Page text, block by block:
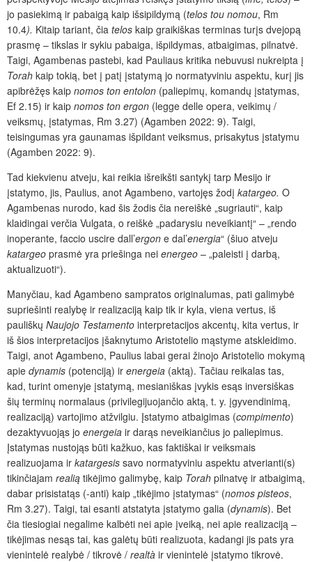
jo pasiekimą ir pabaigą kaip išsipildymą (telos tou nomou, Rm
10.4). Kitaip tariant, čia telos kaip graikiškas terminas turįs dvejopą
prasmę – tikslas ir sykiu pabaiga, išpildymas, atbaigimas, pilnatvė.
Taigi, Agambenas pastebi, kad Pauliaus kritika nebuvusi nukreipta į
Torah kaip tokią, bet į patį įstatymą jo normatyviniu aspektu, kurį jis
apibrėžęs kaip nomos ton entolon (paliepimų, komandų įstatymas,
Ef 2.15) ir kaip nomos ton ergon (legge delle opera, veikimų /
veiksmų, įstatymas, Rm 3.27) (Agamben 2022: 9). Taigi,
teisingumas yra gaunamas išpildant veiksmus, prisakytus įstatymu
(Agamben 2022: 9).
Tad kiekvienu atveju, kai reikia išreikšti santykį tarp Mesijo ir
įstatymo, jis, Paulius, anot Agambeno, vartojęs žodį katargeo. O
Agambenas nurodo, kad šis žodis čia nereiškė „sugriauti“, kaip
klaidingai verčia Vulgata, o reiškė „padarysiu neveikiantį“ – „rendo
inoperante, faccio uscire dall’ergon e dal’energia“ (šiuo atveju
katargeo prasmė yra priešinga nei energeo – „paleisti į darbą,
aktualizuoti“).
Manyčiau, kad Agambeno sampratos originalumas, pati galimybė
supriešinti realybę ir realizaciją kaip tik ir kyla, viena vertus, iš
pauliškų Naujojo Testamento interpretacijos akcentų, kita vertus, ir
iš šios interpretacijos įšaknytumo Aristotelio mąstyme atskleidimo.
Taigi, anot Agambeno, Paulius labai gerai žinojo Aristotelio mokymą
apie dynamis (potenciją) ir energeia (aktą). Tačiau reikalas tas,
kad, turint omenyje įstatymą, mesianiškas įvykis esąs inversiškas
šių terminų normalaus (privilegijuojančio aktą, t. y. įgyvendinimą,
realizaciją) vartojimo atžvilgiu. Įstatymo atbaigimas (compimento)
dezaktyvuojąs jo energeia ir darąs neveikiančius jo paliepimus.
Įstatymas nustojąs būti kažkuo, kas faktiškai ir veiksmais
realizuojama ir katargesis savo normatyviniu aspektu atverianti(s)
tikinčiajam realią tikėjimo galimybę, kaip Torah pilnatvę ir atbaigimą,
dabar prisistatąs (-anti) kaip „tikėjimo įstatymas“ (nomos pisteos,
Rm 3.27). Taigi, tai esanti atstatyta įstatymo galia (dynamis). Bet
čia tiesiogiai negalime kalbėti nei apie įveiką, nei apie realizaciją –
tikėjimas nesąs tai, kas galėtų būti realizuota, kadangi jis pats yra
vienintelė realybė / tikrovė / realtà ir vienintelė įstatymo tikrovė.